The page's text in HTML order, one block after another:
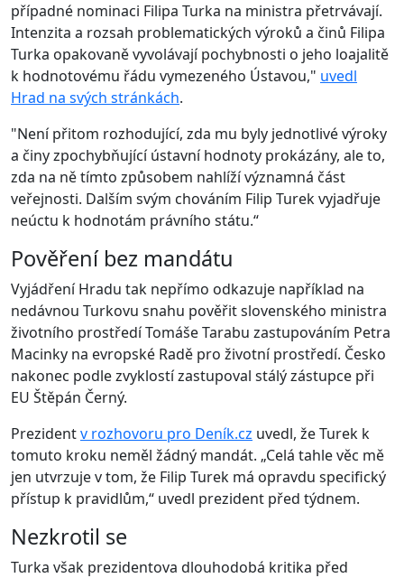
případné nominaci Filipa Turka na ministra přetrvávají.
Intenzita a rozsah problematických výroků a činů Filipa
Turka opakovaně vyvolávají pochybnosti o jeho loajalitě
k hodnotovému řádu vymezeného Ústavou," uvedl
Hrad na svých stránkách.
"Není přitom rozhodující, zda mu byly jednotlivé výroky
a činy zpochybňující ústavní hodnoty prokázány, ale to,
zda na ně tímto způsobem nahlíží významná část
veřejnosti. Dalším svým chováním Filip Turek vyjadřuje
neúctu k hodnotám právního státu.“
Pověření bez mandátu
Vyjádření Hradu tak nepřímo odkazuje například na
nedávnou Turkovu snahu pověřit slovenského ministra
životního prostředí Tomáše Tarabu zastupováním Petra
Macinky na evropské Radě pro životní prostředí. Česko
nakonec podle zvyklostí zastupoval stálý zástupce při
EU Štěpán Černý.
Prezidentv rozhovoru pro Deník.cz uvedl, že Turek k
tomuto kroku neměl žádný mandát. „Celá tahle věc mě
jen utvrzuje v tom, že Filip Turek má opravdu specifický
přístup k pravidlům,“ uvedl prezident před týdnem.
Nezkrotil se
Turka však prezidentova dlouhodobá kritika před